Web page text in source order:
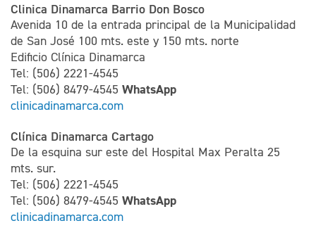
Clinica Dinamarca Barrio Don Bosco
Avenida 10 de la entrada principal de la Municipalidad
de San José 100 mts. este y 150 mts. norte
Edificio Clínica Dinamarca
Tel: (506) 2221-4545
Tel: (506) 8479-4545 WhatsApp
clinicadinamarca.com
Clínica Dinamarca Cartago
De la esquina sur este del Hospital Max Peralta 25
mts. sur.
Tel: (506) 2221-4545
Tel: (506) 8479-4545 WhatsApp
clinicadinamarca.com